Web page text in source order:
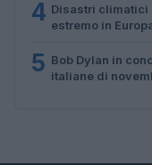
4 Disastri
estremo in
5 Bob Dylan in
italiane di